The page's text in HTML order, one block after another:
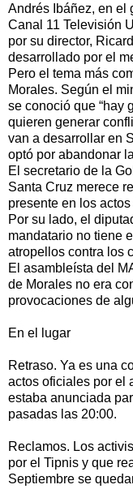
Andrés Ibáñez, en el
Canal 11 Televisión
por su director,
desarrollado por el
Pero el tema más
Morales. Según el
se conoció que “hay
quieren generar
van a desarrollar en
optó por abandonar
El secretario de la
Santa Cruz merece
presente en los
Por su lado, el
mandatario no tiene
atropellos contra los
El asambleísta del
de Morales no era
provocaciones de
En el lugar
Retraso. Ya es una
actos oficiales por el
estaba anunciada
pasadas las 20:00.
Reclamos. Los
por el Tipnis y que
Septiembre se